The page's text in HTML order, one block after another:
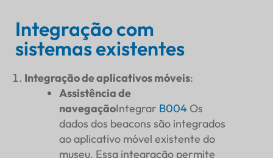
Integração com
sistemas existentes
Integração de aplicativos móveis:
Assistência de
navegaçãoIntegrar B004 Os
dados dos beacons são integrados
ao aplicativo móvel existente do
museu. Essa integração permite